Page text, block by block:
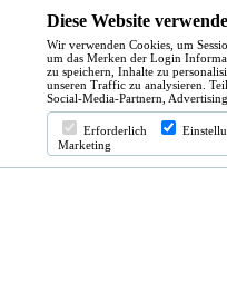
Diese Website
Wir verwenden Cookies, um
um das Merken der Login
zu speichern, Inhalte zu
unseren Traffic zu analysieren.
Social-Media-Partnern,
Erforderlich
Marketing